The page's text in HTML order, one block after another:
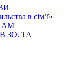
в сім’ї»
ЗО. ТА